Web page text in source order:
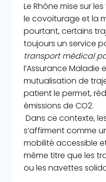
Le Rhône mise sur
le covoiturage et la
pourtant, certains
toujours un service
transport médical
l’Assurance
mutualisation de
patient le permet,
émissions de CO2.
Dans ce contexte,
s’affirment comme
mobilité accessible
même titre que les
ou les navettes